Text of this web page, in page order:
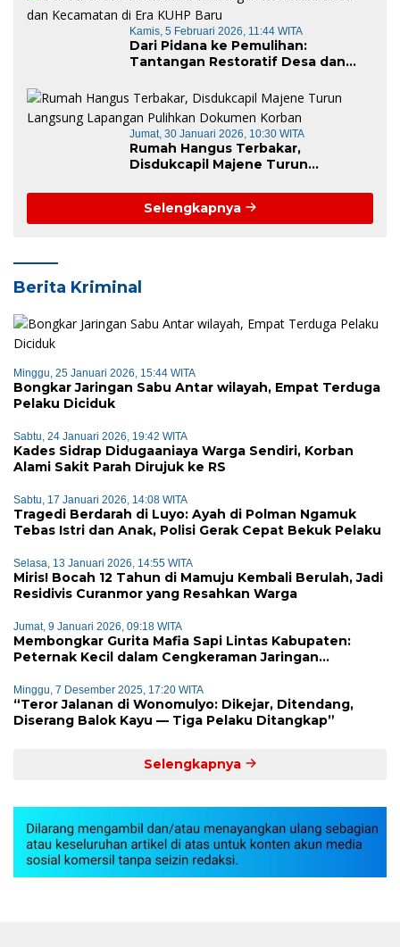
Kamis, 5 Februari 2026, 11:44 WITA
Dari Pidana ke Pemulihan:
Tantangan Restoratif Desa dan
Jumat, 30 Januari 2026, 10:30 WITA
Rumah Hangus Terbakar,
Disdukcapil Majene Turun
Dokumen Korban
Selengkapnya
Berita Kriminal
Minggu, 25 Januari 2026, 15:44 WITA
Bongkar Jaringan Sabu Antar wilayah, Empat Terduga
Pelaku Diciduk
Sabtu, 24 Januari 2026, 19:42 WITA
Kades Sidrap Didugaaniaya Warga Sendiri, Korban
Alami Sakit Parah Dirujuk ke RS
Sabtu, 17 Januari 2026, 14:08 WITA
Tragedi Berdarah di Luyo: Ayah di Polman Ngamuk
Tebas Istri dan Anak, Polisi Gerak Cepat Bekuk Pelaku
Selasa, 13 Januari 2026, 14:55 WITA
Miris! Bocah 12 Tahun di Mamuju Kembali Berulah, Jadi
Residivis Curanmor yang Resahkan Warga
Jumat, 9 Januari 2026, 09:18 WITA
Membongkar Gurita Mafia Sapi Lintas Kabupaten:
Peternak Kecil dalam Cengkeraman Jaringan
Minggu, 7 Desember 2025, 17:20 WITA
“Teror Jalanan di Wonomulyo: Dikejar, Ditendang,
Diserang Balok Kayu — Tiga Pelaku Ditangkap”
Selengkapnya